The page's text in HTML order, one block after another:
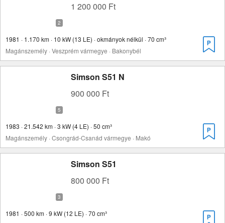
1 200 000 Ft
1981 · 1.170 km · 10 kW (13 LE) · okmányok nélkül · 70 cm³
Magánszemély · Veszprém vármegye · Bakonybél
Simson S51 N
900 000 Ft
1983 · 21.542 km · 3 kW (4 LE) · 50 cm³
Magánszemély · Csongrád-Csanád vármegye · Makó
Simson S51
800 000 Ft
1981 · 500 km · 9 kW (12 LE) · 70 cm³